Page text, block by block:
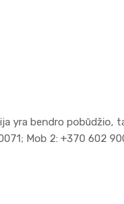
yra bendro pobūdžio,
Mob 2: +370 602